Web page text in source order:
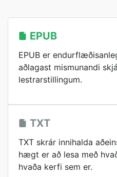
EPUB
EPUB er
aðlagast mismunandi
lestrarstillingum.
TXT
TXT skrár innihalda
hægt er að lesa með
hvaða kerfi sem er.